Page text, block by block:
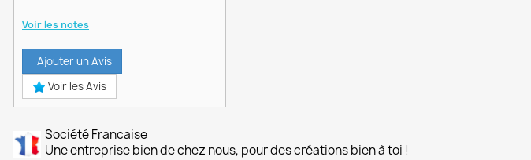
Voir les notes
Ajouter un Avis
Voir les Avis
Société Francaise
Une entreprise bien de chez nous, pour des créations bien à toi !